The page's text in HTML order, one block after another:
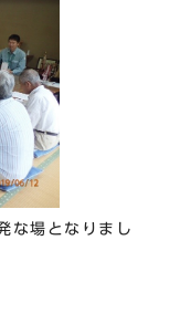
な場となりまし